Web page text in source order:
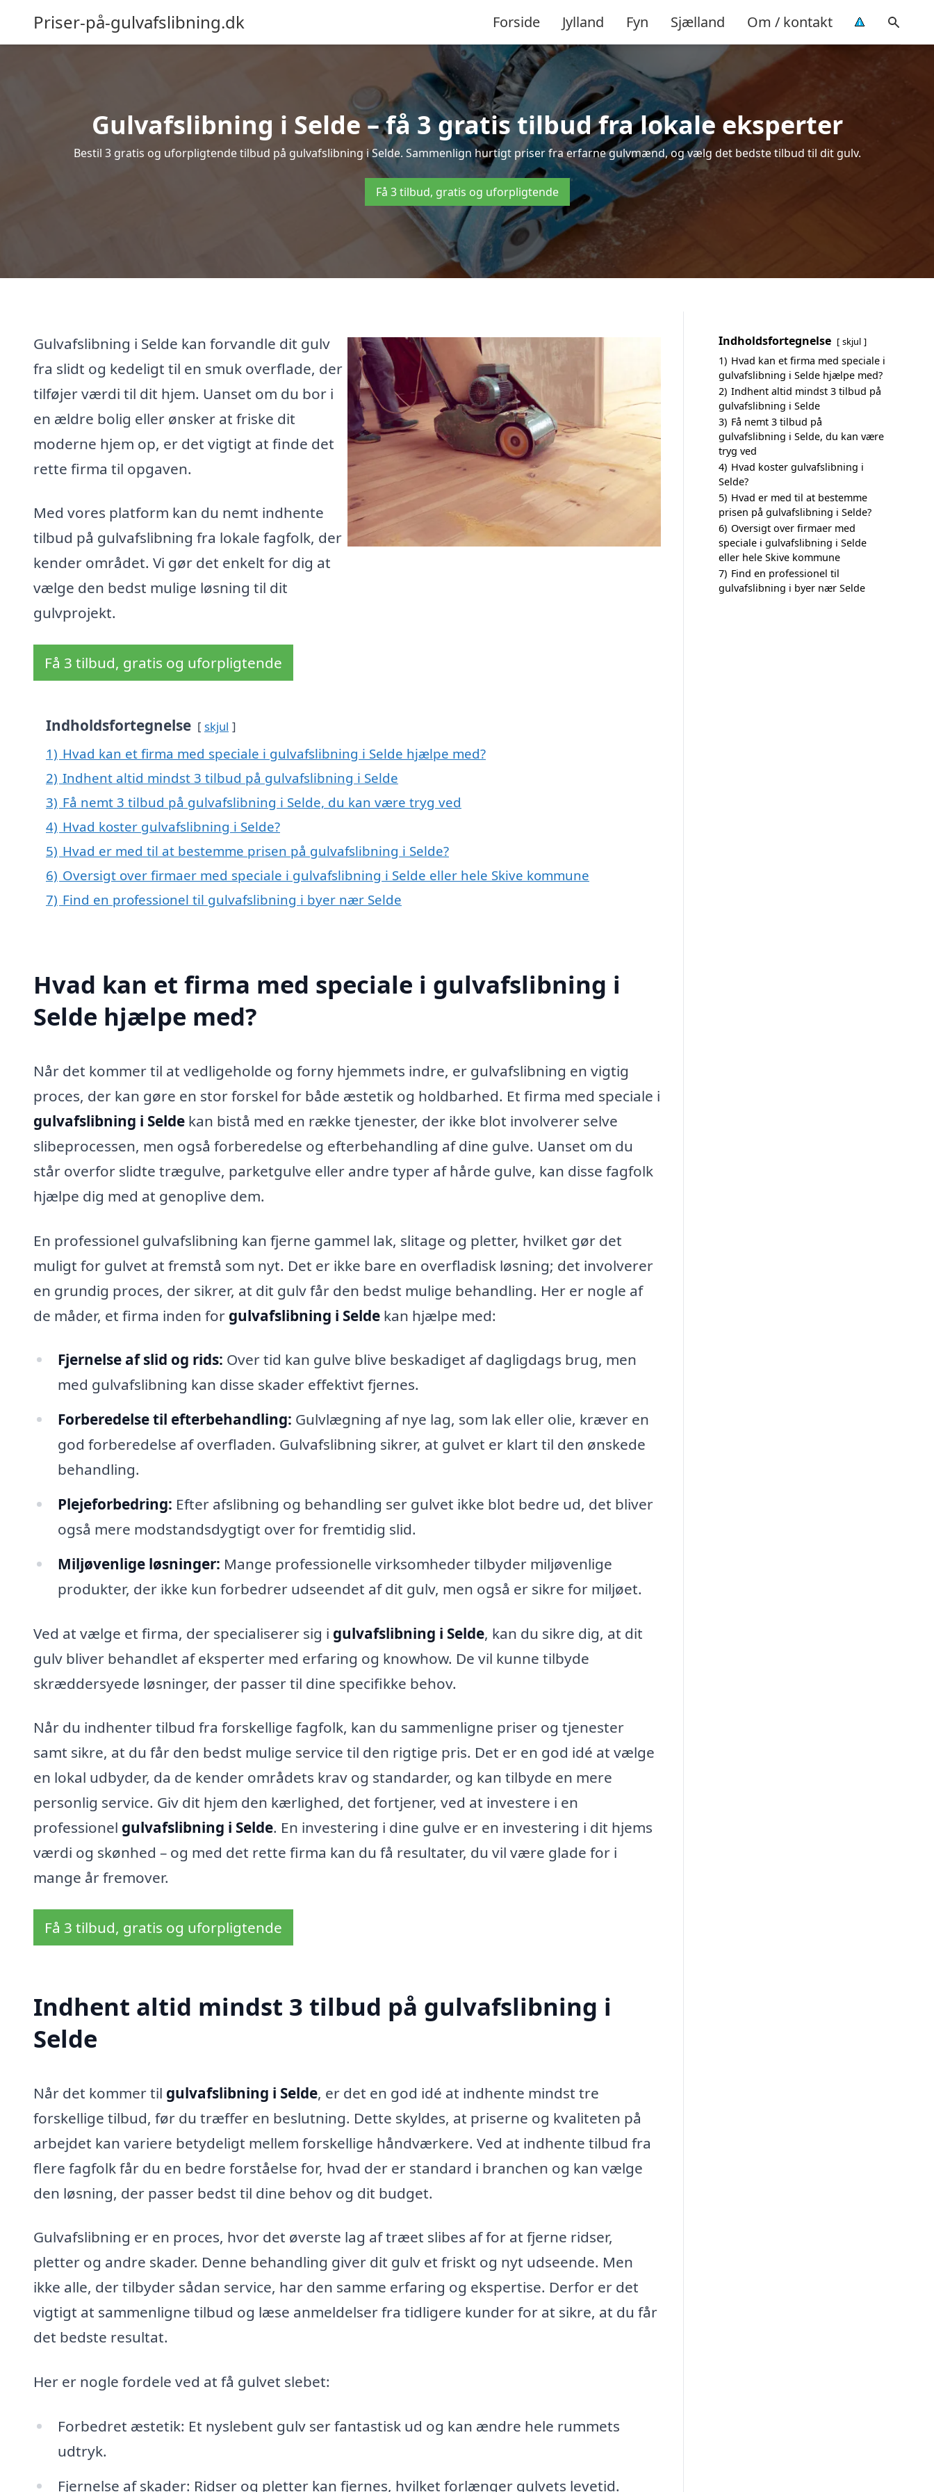
Priser-på-gulvafslibning.dk Forside Jylland Fyn Sjælland Om / kontakt
Gulvafslibning i Selde – få 3 gratis tilbud fra lokale eksperter
Bestil 3 gratis og uforpligtende tilbud på gulvafslibning i Selde. Sammenlign hurtigt priser fra erfarne gulvmænd, og vælg det bedste tilbud til dit gulv.
Få 3 tilbud, gratis og uforpligtende
Gulvafslibning i Selde kan forvandle dit gulv
fra slidt og kedeligt til en smuk overflade, der
tilføjer værdi til dit hjem. Uanset om du bor i
en ældre bolig eller ønsker at friske dit
moderne hjem op, er det vigtigt at finde det
rette firma til opgaven.
Med vores platform kan du nemt indhente
tilbud på gulvafslibning fra lokale fagfolk, der
kender området. Vi gør det enkelt for dig at
vælge den bedst mulige løsning til dit
gulvprojekt.
Få 3 tilbud, gratis og uforpligtende
Indholdsfortegnelse skjul
1) Hvad kan et firma med speciale i gulvafslibning i Selde hjælpe med?
2) Indhent altid mindst 3 tilbud på gulvafslibning i Selde
3) Få nemt 3 tilbud på gulvafslibning i Selde, du kan være tryg ved
4) Hvad koster gulvafslibning i Selde?
5) Hvad er med til at bestemme prisen på gulvafslibning i Selde?
6) Oversigt over firmaer med speciale i gulvafslibning i Selde eller hele Skive kommune
7) Find en professionel til gulvafslibning i byer nær Selde
Hvad kan et firma med speciale i gulvafslibning i
Selde hjælpe med?
Når det kommer til at vedligeholde og forny hjemmets indre, er gulvafslibning en vigtig
proces, der kan gøre en stor forskel for både æstetik og holdbarhed. Et firma med speciale i
gulvafslibning i Selde kan bistå med en række tjenester, der ikke blot involverer selve
slibeprocessen, men også forberedelse og efterbehandling af dine gulve. Uanset om du
står overfor slidte trægulve, parketgulve eller andre typer af hårde gulve, kan disse fagfolk
hjælpe dig med at genoplive dem.
En professionel gulvafslibning kan fjerne gammel lak, slitage og pletter, hvilket gør det
muligt for gulvet at fremstå som nyt. Det er ikke bare en overfladisk løsning; det involverer
en grundig proces, der sikrer, at dit gulv får den bedst mulige behandling. Her er nogle af
de måder, et firma inden for gulvafslibning i Selde kan hjælpe med:
Fjernelse af slid og rids: Over tid kan gulve blive beskadiget af dagligdags brug, men
med gulvafslibning kan disse skader effektivt fjernes.
Forberedelse til efterbehandling: Gulvlægning af nye lag, som lak eller olie, kræver en
god forberedelse af overfladen. Gulvafslibning sikrer, at gulvet er klart til den ønskede
behandling.
Plejeforbedring: Efter afslibning og behandling ser gulvet ikke blot bedre ud, det bliver
også mere modstandsdygtigt over for fremtidig slid.
Miljøvenlige løsninger: Mange professionelle virksomheder tilbyder miljøvenlige
produkter, der ikke kun forbedrer udseendet af dit gulv, men også er sikre for miljøet.
Ved at vælge et firma, der specialiserer sig i gulvafslibning i Selde, kan du sikre dig, at dit
gulv bliver behandlet af eksperter med erfaring og knowhow. De vil kunne tilbyde
skræddersyede løsninger, der passer til dine specifikke behov.
Når du indhenter tilbud fra forskellige fagfolk, kan du sammenligne priser og tjenester
samt sikre, at du får den bedst mulige service til den rigtige pris. Det er en god idé at vælge
en lokal udbyder, da de kender områdets krav og standarder, og kan tilbyde en mere
personlig service. Giv dit hjem den kærlighed, det fortjener, ved at investere i en
professionel gulvafslibning i Selde. En investering i dine gulve er en investering i dit hjems
værdi og skønhed – og med det rette firma kan du få resultater, du vil være glade for i
mange år fremover.
Få 3 tilbud, gratis og uforpligtende
Indhent altid mindst 3 tilbud på gulvafslibning i
Selde
Når det kommer til gulvafslibning i Selde, er det en god idé at indhente mindst tre
forskellige tilbud, før du træffer en beslutning. Dette skyldes, at priserne og kvaliteten på
arbejdet kan variere betydeligt mellem forskellige håndværkere. Ved at indhente tilbud fra
flere fagfolk får du en bedre forståelse for, hvad der er standard i branchen og kan vælge
den løsning, der passer bedst til dine behov og dit budget.
Gulvafslibning er en proces, hvor det øverste lag af træet slibes af for at fjerne ridser,
pletter og andre skader. Denne behandling giver dit gulv et friskt og nyt udseende. Men
ikke alle, der tilbyder sådan service, har den samme erfaring og ekspertise. Derfor er det
vigtigt at sammenligne tilbud og læse anmeldelser fra tidligere kunder for at sikre, at du får
det bedste resultat.
Her er nogle fordele ved at få gulvet slebet:
Forbedret æstetik: Et nyslebent gulv ser fantastisk ud og kan ændre hele rummets
udtryk.
Fjernelse af skader: Ridser og pletter kan fjernes, hvilket forlænger gulvets levetid.
Indholdsfortegnelse skjul
1) Hvad kan et firma med speciale i
gulvafslibning i Selde hjælpe med?
2) Indhent altid mindst 3 tilbud på
gulvafslibning i Selde
3) Få nemt 3 tilbud på
gulvafslibning i Selde, du kan være
tryg ved
4) Hvad koster gulvafslibning i
Selde?
5) Hvad er med til at bestemme
prisen på gulvafslibning i Selde?
6) Oversigt over firmaer med
speciale i gulvafslibning i Selde
eller hele Skive kommune
7) Find en professionel til
gulvafslibning i byer nær Selde